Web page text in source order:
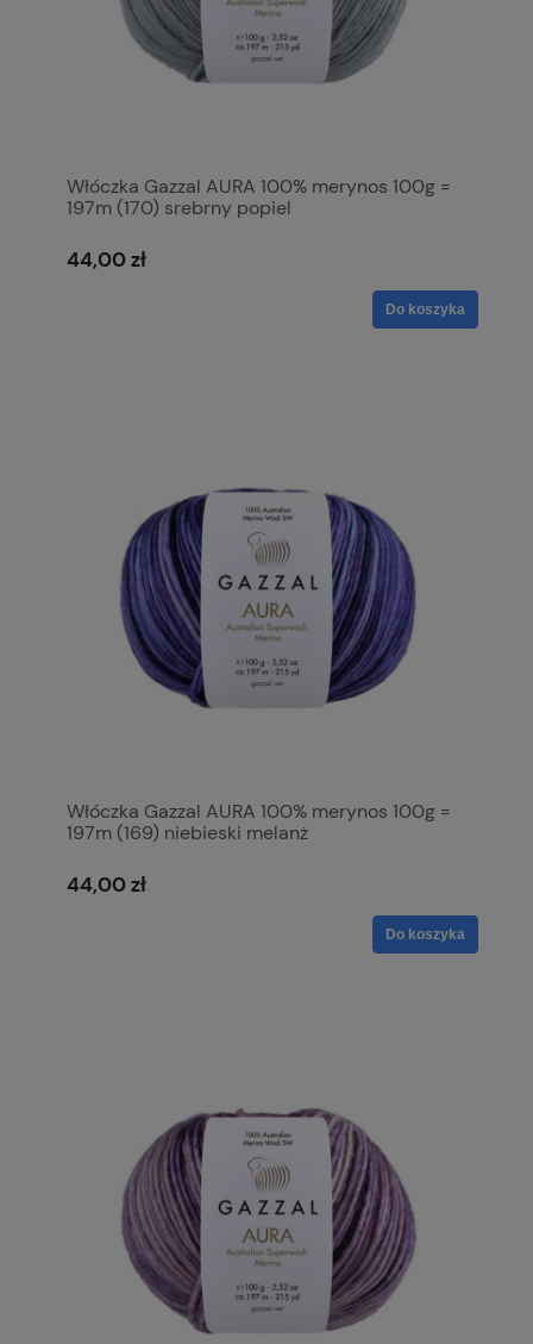
Włóczka Gazzal AURA 100% merynos 100g =
197m (170) srebrny popiel
44,00 zł
Do koszyka
Włóczka Gazzal AURA 100% merynos 100g =
197m (169) niebieski melanż
44,00 zł
Do koszyka